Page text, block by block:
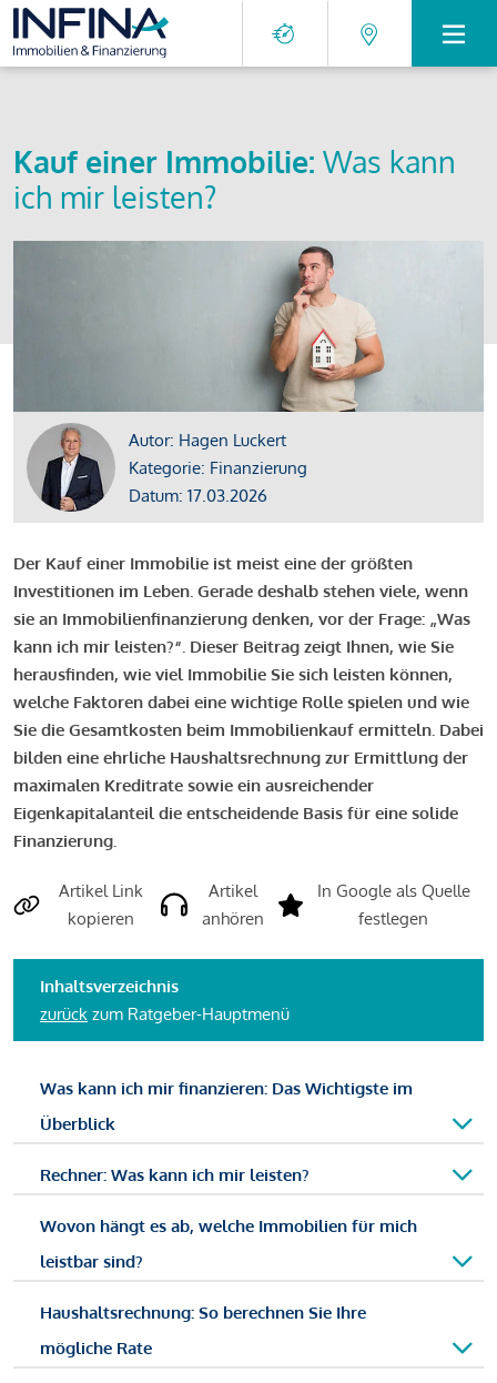
Kauf einer Immobilie: Was kann
ich mir leisten?
Autor: Hagen Luckert
Kategorie: Finanzierung
Datum: 17.03.2026
Der Kauf einer Immobilie ist meist eine der größten
Investitionen im Leben. Gerade deshalb stehen viele, wenn
sie an Immobilienfinanzierung denken, vor der Frage: „Was
kann ich mir leisten?“. Dieser Beitrag zeigt Ihnen, wie Sie
herausfinden, wie viel Immobilie Sie sich leisten können,
welche Faktoren dabei eine wichtige Rolle spielen und wie
Sie die Gesamtkosten beim Immobilienkauf ermitteln. Dabei
bilden eine ehrliche Haushaltsrechnung zur Ermittlung der
maximalen Kreditrate sowie ein ausreichender
Eigenkapitalanteil die entscheidende Basis für eine solide
Finanzierung.
Artikel Link
kopieren
Artikel
anhören
In Google als Quelle
festlegen
Inhaltsverzeichnis
zurück zum Ratgeber-Hauptmenü
Was kann ich mir finanzieren: Das Wichtigste im
Überblick
Rechner: Was kann ich mir leisten?
Wovon hängt es ab, welche Immobilien für mich
leistbar sind?
Haushaltsrechnung: So berechnen Sie Ihre
mögliche Rate